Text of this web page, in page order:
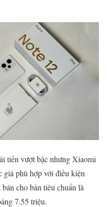
tiến vượt bậc nhưng Xiaomi
giá phù hợp với điều kiện
cho bản tiêu chuẩn là
7.55 triệu.